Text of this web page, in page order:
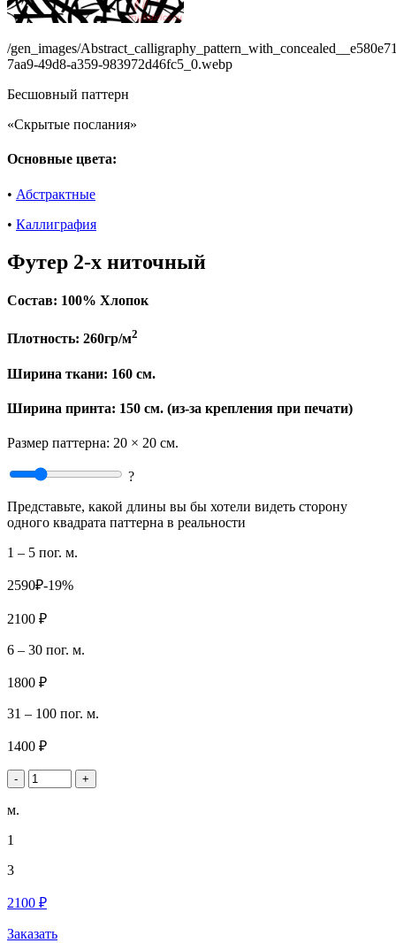
/gen_images/
7aa9-49d8-a359-983972d46fc5_0.webp
Бесшовный паттерн
«Скрытые послания»
Основные цвета:
• Абстрактные
• Каллиграфия
Футер 2-х ниточный
Состав: 100% Хлопок
Плотность: 260гр/м2
Ширина ткани: 160 см.
Ширина принта: 150 см. (из-за крепления при печати)
Размер паттерна: 20 × 20 см.
?
Представьте, какой длины вы бы хотели видеть сторону
одного квадрата паттерна в реальности
1 – 5 пог. м.
2590₽-19%
2100 ₽
6 – 30 пог. м.
1800 ₽
31 – 100 пог. м.
1400 ₽
- +
м.
1
3
2100 ₽
Заказать